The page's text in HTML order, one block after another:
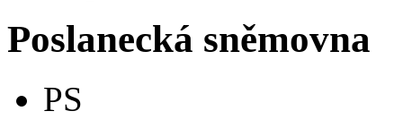
Poslanecká sněmovna
PS